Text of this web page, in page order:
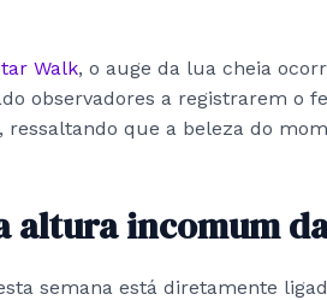
Walk, o auge da lua cheia
observadores a registrarem o
que a beleza do
altura incomum
semana está diretamente